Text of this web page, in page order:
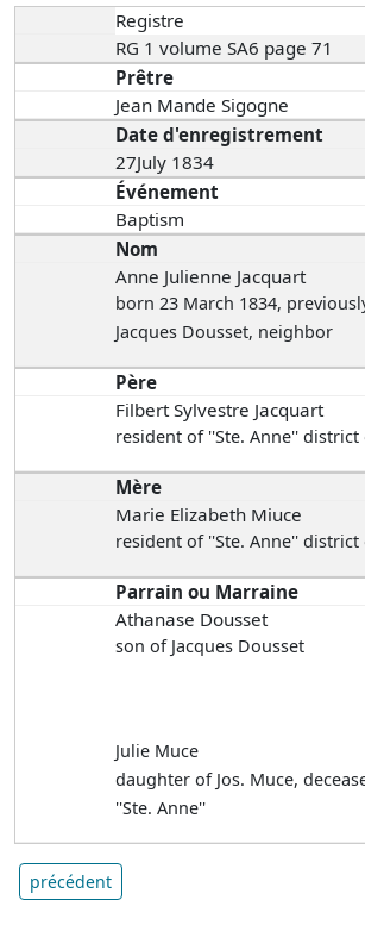
Registre
RG 1 volume SA6 page 71
Prêtre
Jean Mande Sigogne
Date d'enregistrement
27July 1834
Événement
Baptism
Nom
Anne Julienne Jacquart
born 23 March 1834,
Jacques Dousset, neighbor
Père
Filbert Sylvestre Jacquart
resident of ''Ste. Anne''
Mère
Marie Elizabeth Miuce
resident of ''Ste. Anne''
Parrain ou Marraine
Athanase Dousset
son of Jacques Dousset
Julie Muce
daughter of Jos. Muce,
''Ste. Anne''
précédent